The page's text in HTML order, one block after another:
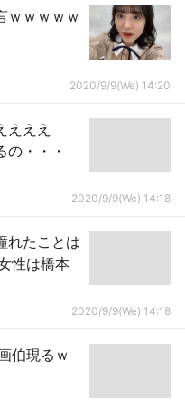
ｗｗｗｗｗ
2020/9/9(We) 14:20
えええ
・・・
2020/9/9(We) 14:18
れたことは
性は橋本
2020/9/9(We) 14:18
伯現るｗ